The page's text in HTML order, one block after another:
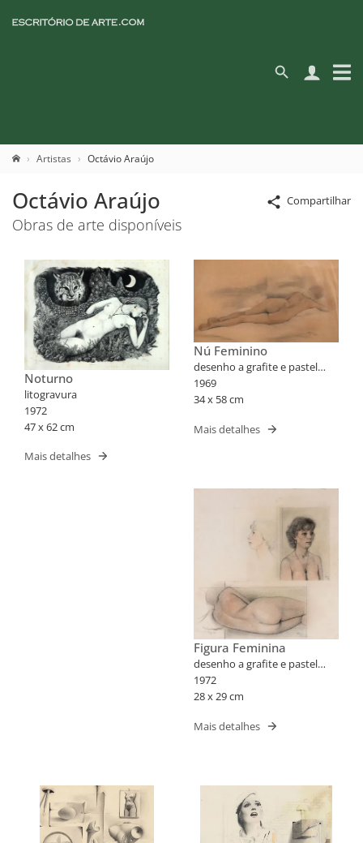
Artistas Octávio Araújo
Compartilhar
Octávio Araújo
Obras de arte disponíveis
Noturno
litogravura
1972
47 x 62 cm
Mais detalhes
Nú Feminino
desenho a grafite e pastel
sobre papel
1969
34 x 58 cm
Mais detalhes
Figura Feminina
desenho a grafite e pastel
sobre papel
1972
28 x 29 cm
Mais detalhes